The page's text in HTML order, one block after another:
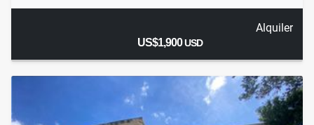
Alquiler
US$1,900USD